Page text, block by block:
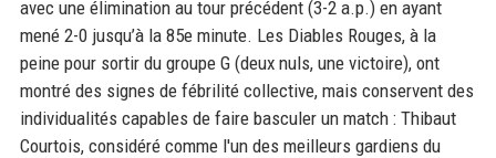
avec une élimination au tour précédent (3-2 a.p.) en ayant
mené 2-0 jusqu’à la 85e minute. Les Diables Rouges, à la
peine pour sortir du groupe G (deux nuls, une victoire), ont
montré des signes de fébrilité collective, mais conservent des
individualités capables de faire basculer un match : Thibaut
Courtois, considéré comme l'un des meilleurs gardiens du